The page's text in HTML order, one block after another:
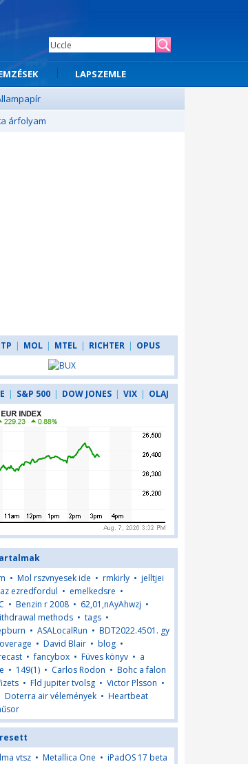
LAPSZEMLE
árfolyam
| MOL | MTEL | RICHTER | OPUS
| S&P 500 | DOW JONES | VIX | OLAJ
• Mol rszvnyesek ide • rmkirly • jelltjei
ezredfordul • emelkedsre •
• Benzin r 2008 • 62,01,nAyAhwzj •
methods • tags •
• ASALocalRun • BDT2022.4501. gy
• David Blair • blog •
•fancybox • Füves könyv • a
• 149(1) • Carlos Rodon • Bohc a falon
• Fld jupiter tvolsg • Victor Plsson •
Doterra air vélemények • Heartbeat
vtsz • Metallica One • iPadOS 17 beta